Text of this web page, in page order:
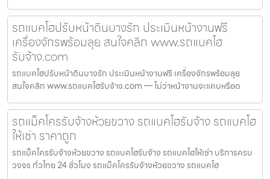
รถแบคโฮปรับหน้าดินบางรัก ประเมินหน้างานฟรี
เครื่องจักรพร้อมลุย สนใจคลิก www.รถแบคโฮ
รับจ้าง.com
รถแบคโฮปรับหน้าดินบางรัก ประเมินหน้างานฟรี เครื่องจักรพร้อมลุย
สนใจคลิก www.รถแบคโฮรับจ้าง.com — ไม่ว่าหน้างานจะแคบหรือด
รถแม็คโครรับจ้างห้วยขวาง รถแบคโฮรับจ้าง รถแบคโฮ
ให้เช่า ราคาถูก
รถแม็คโครรับจ้างห้วยขวาง รถแบคโฮรับจ้าง รถแบคโฮให้เช่า บริการครบ
วงจร ทั่วไทย 24 ชั่วโมง รถแม็คโครรับจ้างห้วยขวาง รถแบคโฮ